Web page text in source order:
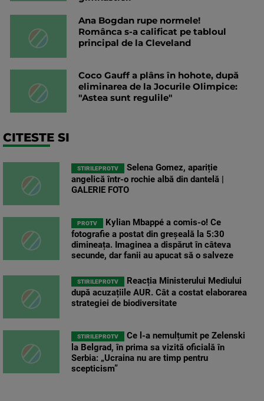
Ana Bogdan rupe normele!
Românca s-a calificat pe tabloul
principal de la Cleveland
Coco Gauff a plâns în hohote, după
eliminarea de la Jocurile Olimpice:
"Astea sunt regulile"
CITESTE SI
STIRILEPROTV
Selena Gomez, apariție
angelică într-o rochie albă din dantelă |
GALERIE FOTO
PROTV
Kylian Mbappé a comis-o! Ce
fotografie a postat din greșeală la 5:30
dimineața. Imaginea a dispărut în câteva
secunde, dar fanii au apucat să o salveze
STIRILEPROTV
Reacția Ministerului Mediului
după acuzațiile AUR. Cât a costat elaborarea
strategiei de biodiversitate
STIRILEPROTV
Ce l-a nemulțumit pe Zelenski
la Belgrad, în prima sa vizită oficială în
Serbia: „Ucraina nu are timp pentru
scepticism”